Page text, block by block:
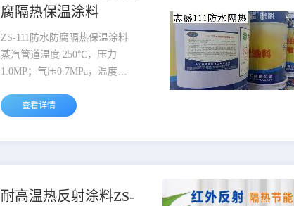
腐隔热保温涂料
ZS-111防水防腐隔热保温涂料
蒸汽管道温度 250℃，压力
1.0MP；气压0.7MPa，温度
端温度240℃，压力0.7MP,为了
散热损失，满足工艺要求，改善
（以下对管道、管件、阀门等统
查看详情
耐高温热反射涂料ZS-